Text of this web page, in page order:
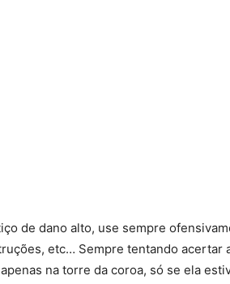
de dano alto, use sempre
etc… Sempre tentando acertar
na torre da coroa, só se ela